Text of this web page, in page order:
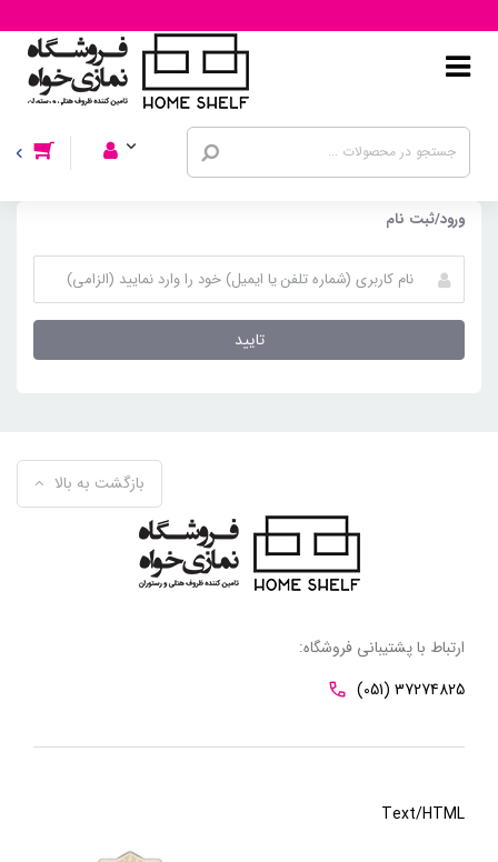
ورود/ثبت نام
تایید
بازگشت به بالا
ارتباط با پشتیبانی فروشگاه:
(051) 37274825
Text/HTML